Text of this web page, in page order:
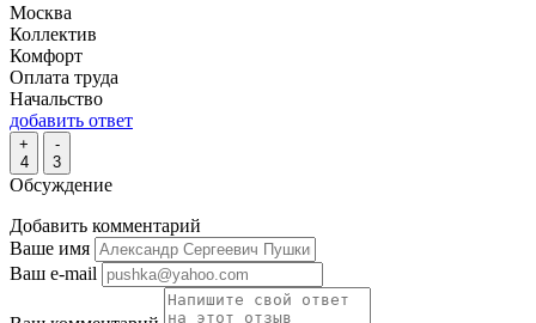
Москва
Коллектив
Комфорт
Оплата труда
Начальство
добавить ответ
+
4
-
3
Обсуждение
Добавить комментарий
Ваше имя
Ваш e-mail